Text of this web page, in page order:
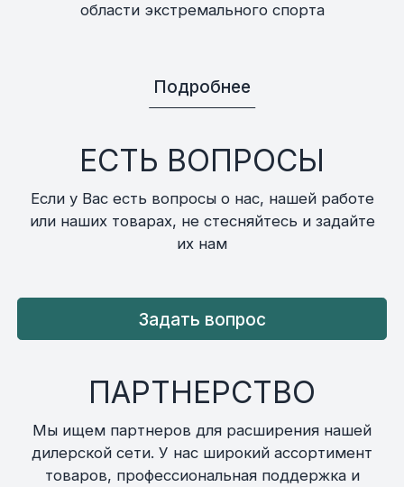
области экстремального спорта
Подробнее
ЕСТЬ ВОПРОСЫ
Если у Вас есть вопросы о нас, нашей работе
или наших товарах, не стесняйтесь и задайте
их нам
Задать вопрос
ПАРТНЕРСТВО
Мы ищем партнеров для расширения нашей
дилерской сети. У нас широкий ассортимент
товаров, профессиональная поддержка и